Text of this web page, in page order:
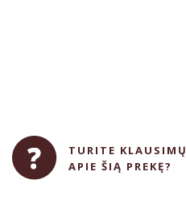
TURITE KLAUSIMŲ
APIE ŠIĄ PREKĘ?